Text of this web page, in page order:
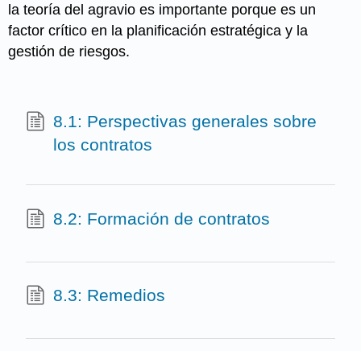
la teoría del agravio es importante porque es un
factor crítico en la planificación estratégica y la
gestión de riesgos.
8.1: Perspectivas generales sobre
los contratos
8.2: Formación de contratos
8.3: Remedios